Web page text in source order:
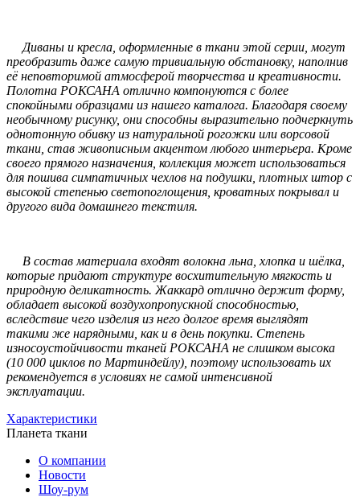
Диваны и кресла, оформленные в ткани этой серии, могут
преобразить даже самую тривиальную обстановку, наполнив
её неповторимой атмосферой творчества и креативности.
Полотна РОКСАНА отлично компонуются с более
спокойными образцами из нашего каталога. Благодаря своему
необычному рисунку, они способны выразительно подчеркнуть
однотонную обивку из натуральной рогожки или ворсовой
ткани, став живописным акцентом любого интерьера. Кроме
своего прямого назначения, коллекция может использоваться
для пошива симпатичных чехлов на подушки, плотных штор с
высокой степенью светопоглощения, кроватных покрывал и
другого вида домашнего текстиля.
В состав материала входят волокна льна, хлопка и шёлка,
которые придают структуре восхитительную мягкость и
природную деликатность. Жаккард отлично держит форму,
обладает высокой воздухопропускной способностью,
вследствие чего изделия из него долгое время выглядят
такими же нарядными, как и в день покупки. Степень
износоустойчивости тканей РОКСАНА не слишком высока
(10 000 циклов по Мартиндейлу), поэтому использовать их
рекомендуется в условиях не самой интенсивной
эксплуатации.
Характеристики
Планета ткани
О компании
Новости
Шоу-рум